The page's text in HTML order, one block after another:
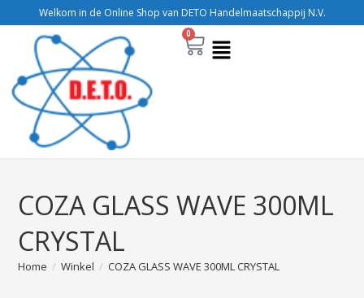
Welkom in de Online Shop van DETO Handelmaatschappij N.V.
0
COZA GLASS WAVE 300ML
CRYSTAL
Home / Winkel / COZA GLASS WAVE 300ML CRYSTAL